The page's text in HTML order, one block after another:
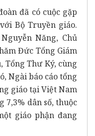
đã có cuộc gặp
Bộ Truyền giáo.
Năng, Chủ
Đức Tổng Giám
Tổng Thư Ký, cùng
Ngài báo cáo tổng
giáo tại Việt Nam
7,3% dân số, thuộc
giáo phận đang